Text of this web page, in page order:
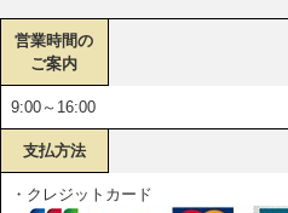
営業時間の
ご案内
9:00～16:00
支払方法
・クレジットカード